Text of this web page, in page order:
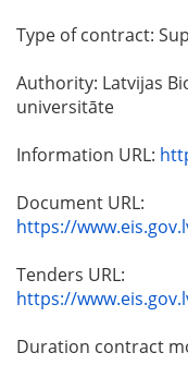
Type of contract:
Authority: Latvijas
universitāte
Information URL:
Document URL:
https://
Tenders URL:
https://
Duration contract